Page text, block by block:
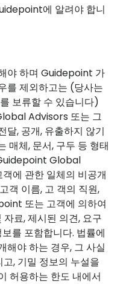
에 알려야 합니
야 하며 Guidepoint 가
를 제외하고는 (당사는
보류할 수 있습니다)
Advisors 또는 그
달, 공개, 유출하지 않기
매체, 문서, 구두 등 형태
Global
에 관한 일체의 비공개
객 이름, 고 객의 직원,
또는 고객에 의하여
료, 제시된 의견, 요구
를 포함합니다. 법률에
해야 하는 경우, 그 사실
, 기밀 정보의 누설을
허용하는 한도 내에서